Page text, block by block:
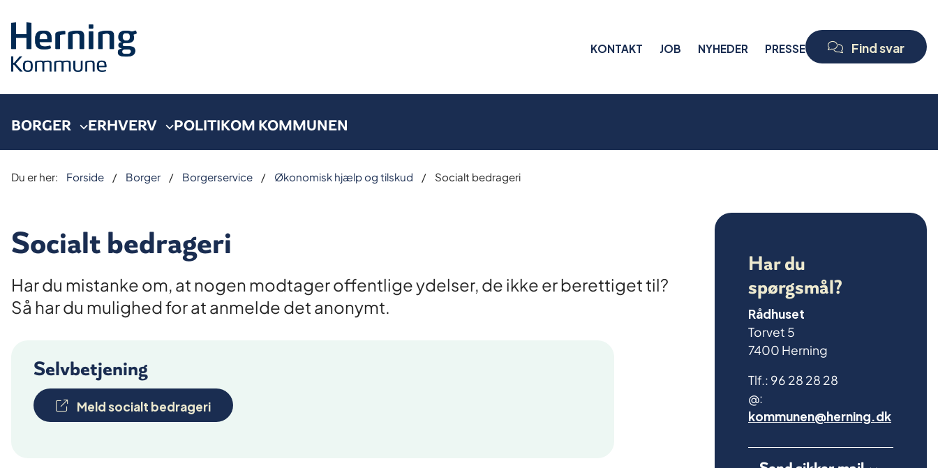
KONTAKT JOB NYHEDER PRESSE Find svar
BORGER ERHVERV POLITIKOM KOMMUNEN
Du er her: Forside Borger Borgerservice Økonomisk hjælp og tilskud Socialt bedrageri
Socialt bedrageri
Har du mistanke om, at nogen modtager offentlige ydelser, de ikke er berettiget til?
Så har du mulighed for at anmelde det anonymt.
Selvbetjening
Meld socialt bedrageri
Har du
spørgsmål?
Rådhuset
Torvet 5
7400 Herning
Tlf.:96 28 28 28
@:
kommunen@herning.dk